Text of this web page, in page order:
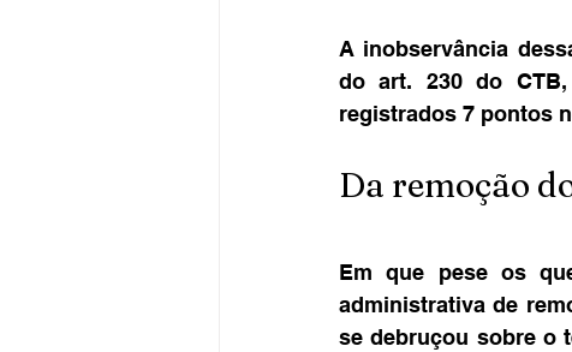
A inobservância
do art. 230 do
registrados 7 pontos
Da remoção
Em que pese os
administrativa de
se debruçou sobre o